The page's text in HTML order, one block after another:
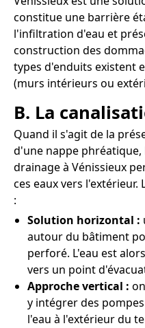
constitue une barrière
l'infiltration d'eau et
construction des
types d'enduits existent
(murs intérieurs ou
B. La
Quand il s'agit de la
d'une nappe
drainage à Vénissieux
ces eaux vers
:
Solution horizontal :
autour du bâtiment
perforé. L'eau est
vers un point
Approche vertical :
y intégrer des
l'eau à l'extérieur du